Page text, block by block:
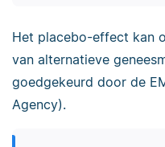
Het placebo-effect kan
van alternatieve
goedgekeurd door de
Agency).